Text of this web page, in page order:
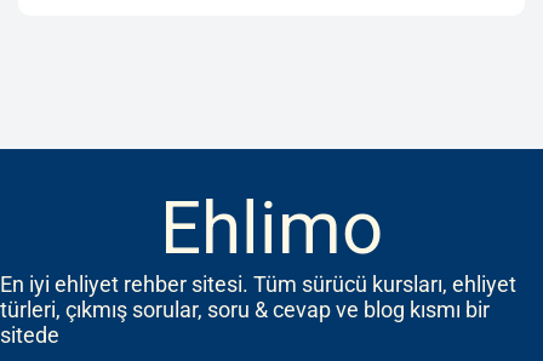
Ehlimo
En iyi ehliyet rehber sitesi. Tüm sürücü kursları, ehliyet
türleri, çıkmış sorular, soru & cevap ve blog kısmı bir
sitede